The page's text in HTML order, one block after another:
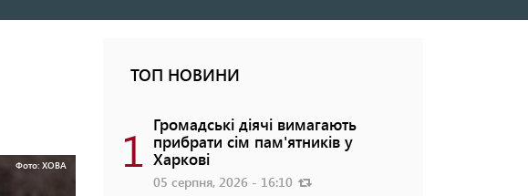
Фото: ХОВА
ТОП НОВИНИ
1 Громадські діячі вимагають
прибрати сім пам'ятників у
Харкові
05 серпня, 2026 - 16:10